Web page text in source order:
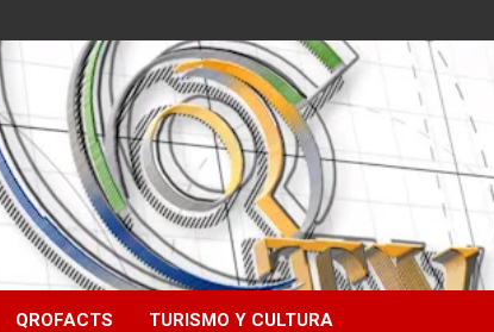
QROFACTS TURISMO Y CULTURA